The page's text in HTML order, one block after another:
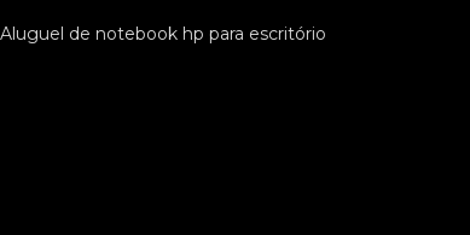
aluguel de notebook hp para escritório